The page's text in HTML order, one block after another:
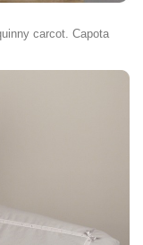
carcot. Capota